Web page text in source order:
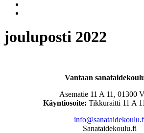
jouluposti 2022
Vantaan
Asematie 11 A 11, 01300
Käyntiosoite: Tikkuraitti 11 A
Sanataidekoulu.fi